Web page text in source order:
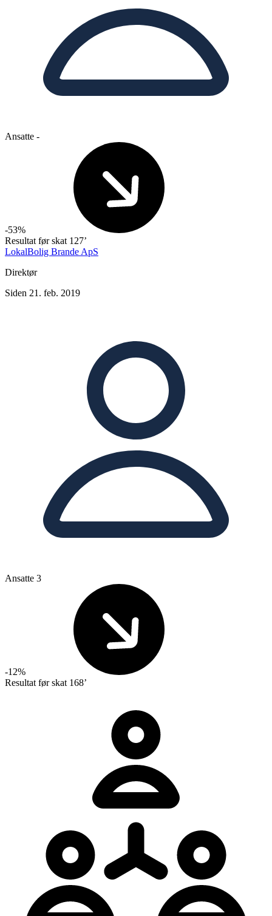
Ansatte -
-53%
Resultat før skat 127’
LokalBolig Brande ApS
Direktør
Siden 21. feb. 2019
Ansatte 3
-12%
Resultat før skat 168’